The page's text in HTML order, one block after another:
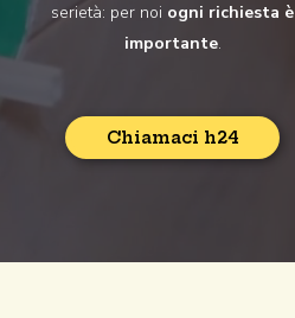
serietà: per noi ogni richiesta è
importante.
Chiamaci h24